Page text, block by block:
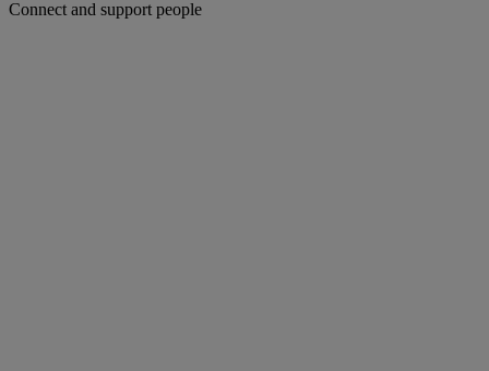
Connect and support people